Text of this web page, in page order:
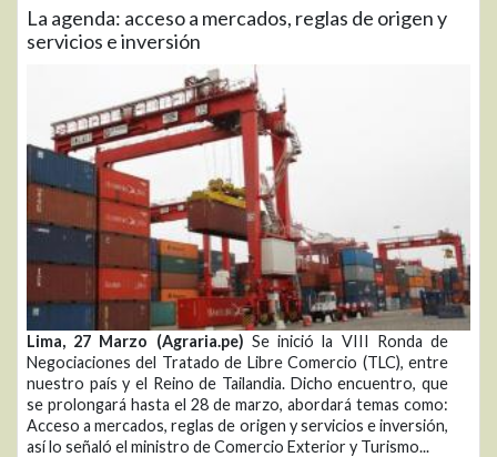
La agenda: acceso a mercados, reglas de origen y
servicios e inversión
Lima, 27 Marzo (Agraria.pe) Se inició la VIII Ronda de
Negociaciones del Tratado de Libre Comercio (TLC), entre
nuestro país y el Reino de Tailandia. Dicho encuentro, que
se prolongará hasta el 28 de marzo, abordará temas como:
Acceso a mercados, reglas de origen y servicios e inversión,
así lo señaló el ministro de Comercio Exterior y Turismo...